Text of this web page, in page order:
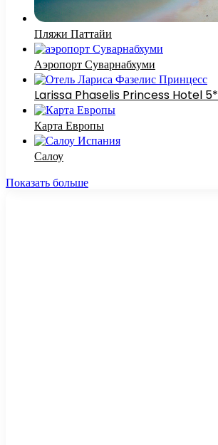
Пляжи Паттайи
Аэропорт Суварнабхуми
Larissa Phaselis Princess Hotel 5*
Карта Европы
Салоу
Показать больше